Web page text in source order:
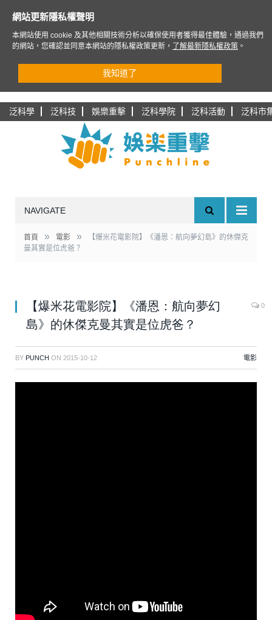
泛科學 泛科技 娛樂重擊 泛科學院 泛科活動 泛科市
NAVIGATE
首頁 » 電影 »
【爆米花電影院】《潘恩：航向夢幻島》的休傑克
曼其實是位虎爸？
【爆米花電影院】《潘恩：航向夢幻
島》的休傑克曼其實是位虎爸？
0
BY PUNCH ON 2015-10-12 電影
網站更新隱私權聲明
本網站使用 cookie 及其他相關技術分析以確保使用者獲得最佳體驗，通過我們
的網站，您確認並同意本網站的隱私權政策更新，
了解最新隱私權政策 。
我知道了